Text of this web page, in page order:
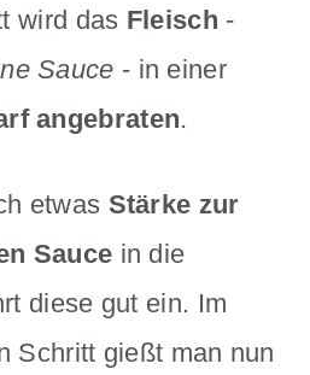
wird das Fleisch -
Sauce - in einer
angebraten.
etwas Stärke zur
Sauce in die
diese gut ein. Im
Schritt gießt man nun